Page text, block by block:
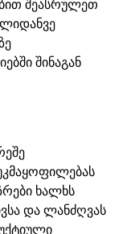
შეასრულეთ
შინაგან
ხალხს
და ლანძღვას